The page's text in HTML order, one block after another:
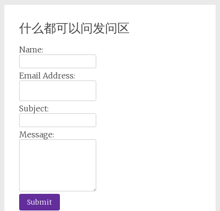
什么都可以问发问区
Name:
Email Address:
Subject:
Message: